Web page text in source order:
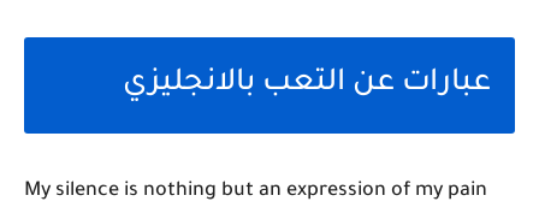
عبارات عن التعب بالانجليزي
My silence is nothing but an expression of my pain